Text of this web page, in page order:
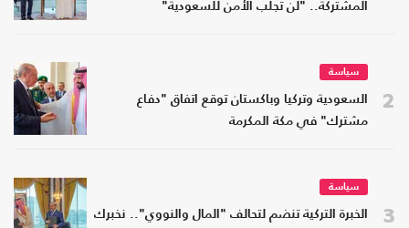
المشتركة.. "لن تجلب الأمن للسعودية"
2
سياسة
السعودية وتركيا وباكستان توقع اتفاق "دفاع
مشترك" في مكة المكرمة
3
سياسة
الخبرة التركية تنضم لتحالف "المال والنووي".. نخبرك